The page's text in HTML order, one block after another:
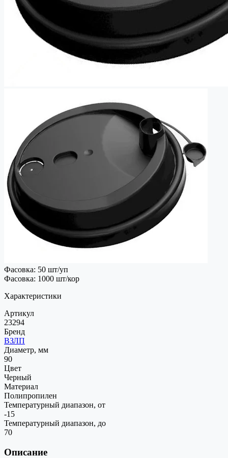
Фасовка: 50 шт/уп
Фасовка: 1000 шт/кор
Характеристики
Артикул
23294
Бренд
ВЗЛП
Диаметр, мм
90
Цвет
Черный
Материал
Полипропилен
Температурный диапазон, от
-15
Температурный диапазон, до
70
Описание